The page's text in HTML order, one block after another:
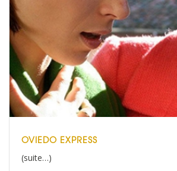
OVIEDO EXPRESS
(suite…)